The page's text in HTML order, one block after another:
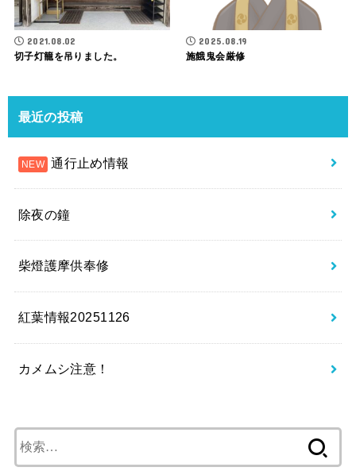
2021.08.02
切子灯籠を吊りました。
2025.08.19
施餓鬼会厳修
最近の投稿
通行止め情報
除夜の鐘
柴燈護摩供奉修
紅葉情報20251126
カメムシ注意！
索: